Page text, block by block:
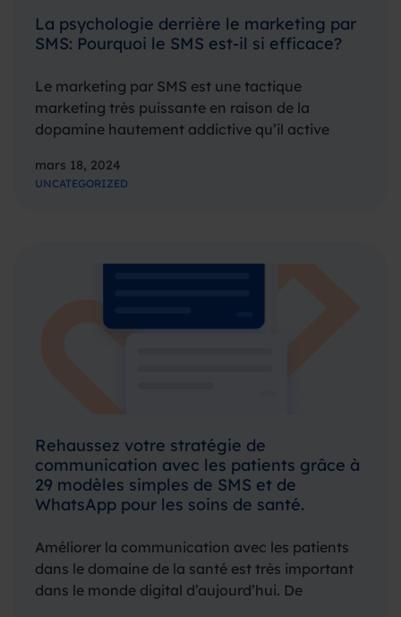
La psychologie derrière le marketing par
SMS: Pourquoi le SMS est-il si efficace?
Le marketing par SMS est une tactique
marketing très puissante en raison de la
dopamine hautement addictive qu’il active
d’ouverture incroyable de 98%. Les gens
mars 18, 2024
UNCATEGORIZED
Rehaussez votre stratégie de
communication avec les patients grâce à
29 modèles simples de SMS et de
WhatsApp pour les soins de santé.
Améliorer la communication avec les patients
dans le domaine de la santé est très important
dans le monde digital d’aujourd’hui. De